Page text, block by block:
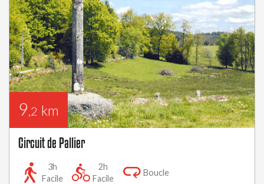
9 ,2 km
Circuit de Pallier
3h
Facile
2h
Facile
Boucle